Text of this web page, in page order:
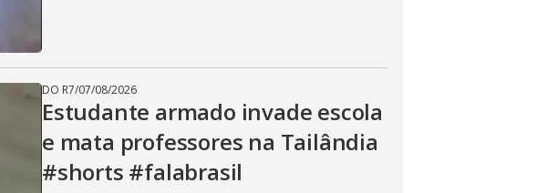
DO R7/07/08/2026
Estudante armado invade escola
e mata professores na Tailândia
#shorts #falabrasil